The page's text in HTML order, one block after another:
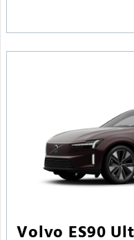
Volvo ES90